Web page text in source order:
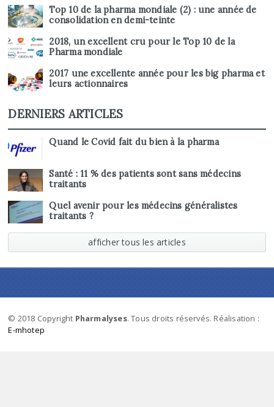
Top 10 de la pharma mondiale (2) : une année de
consolidation en demi-teinte
2018, un excellent cru pour le Top 10 de la
Pharma mondiale
2017 une excellente année pour les big pharma et
leurs actionnaires
DERNIERS ARTICLES
Quand le Covid fait du bien à la pharma
Santé : 11 % des patients sont sans médecins
traitants
Quel avenir pour les médecins généralistes
traitants ?
afficher tous les articles
© 2018 Copyright Pharmalyses. Tous droits réservés. Réalisation :
E-mhotep